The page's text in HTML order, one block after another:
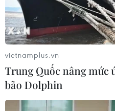
vietnamplus.vn
Trung Quốc nâng mức
bão Dolphin